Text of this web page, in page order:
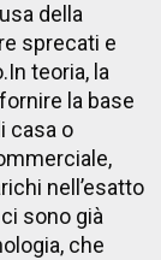
della
sprecati e
In teoria, la
la base
casa o
nell’esatto
sono già
che